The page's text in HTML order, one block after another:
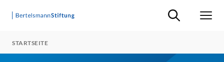
Suche ein-/
STARTSEITE